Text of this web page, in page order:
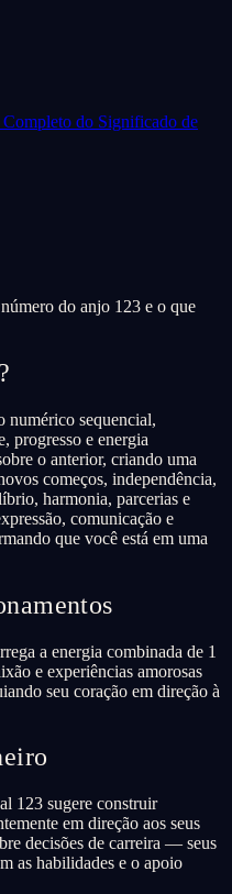
do Significado de
do anjo 123 e o que
numérico sequencial,
progresso e energia
o anterior, criando uma
começos, independência,
harmonia, parcerias e
comunicação e
que você está em uma
a energia combinada de 1
e experiências amorosas
seu coração em direção à
123 sugere construir
em direção aos seus
decisões de carreira — seus
as habilidades e o apoio